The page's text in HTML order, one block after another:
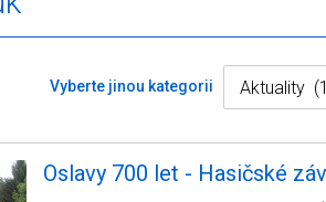
Vyberte jinou kategorii
Oslavy 700 let - Hasičské